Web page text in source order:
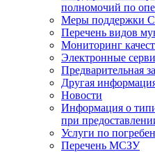
полномочий по
Меры поддержки
Перечень видов
Мониторинг
Электронные
Предварительная
Другая
Новости
Информация о
при
Услуги по
Перечень МСЗУ